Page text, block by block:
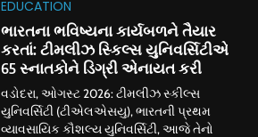
EDUCATION
ભારતના ભવિષ્યના કાર્યબળને તૈયાર
કરતાં: ટીમલીઝ સ્કિલ્સ યુનિવર્સિટીએ
65 સ્નાતકોને ડિગ્રી એનાયત કરી
વડોદરા, ઓગસ્ટ 2026: ટીમલીઝ સ્કીલ્સ
યુનિવર્સિટી (ટીએલએસયુ), ભારતની પ્રથમ
વ્યાવસાયિક કૌશલ્ય યુનિવર્સિટી, આજે તેનો